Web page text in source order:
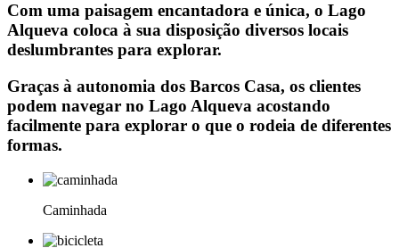
Com uma paisagem encantadora e única, o Lago
Alqueva coloca à sua disposição diversos locais
deslumbrantes para explorar.
Graças à autonomia dos Barcos Casa, os clientes
podem navegar no Lago Alqueva acostando
facilmente para explorar o que o rodeia de diferentes
formas.
Caminhada